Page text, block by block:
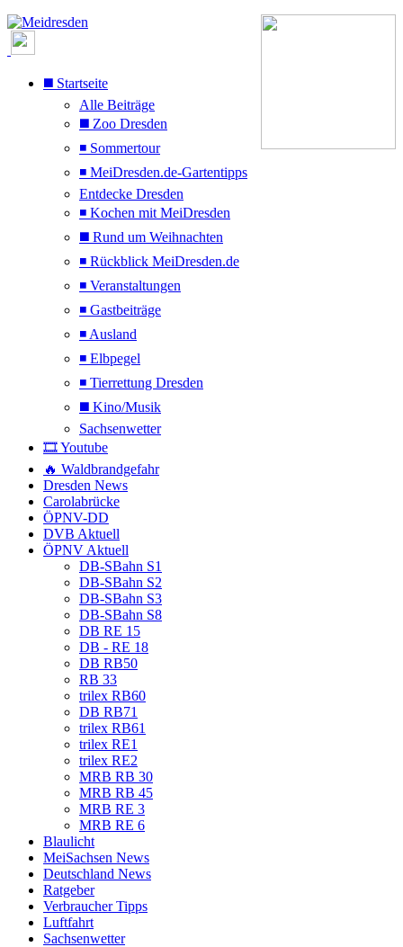
◼️ Startseite
Alle Beiträge
◼️ Zoo Dresden
◾ Sommertour
◾ MeiDresden.de-Gartentipps
Entdecke Dresden
◾ Kochen mit MeiDresden
◼️ Rund um Weihnachten
◾ Rückblick MeiDresden.de
◾ Veranstaltungen
◾ Gastbeiträge
◾ Ausland
◾ Elbpegel
◾ Tierrettung Dresden
◼️ Kino/Musik
Sachsenwetter
🎞️ Youtube
🔥 Waldbrandgefahr
Dresden News
Carolabrücke
ÖPNV-DD
DVB Aktuell
ÖPNV Aktuell
DB-SBahn S1
DB-SBahn S2
DB-SBahn S3
DB-SBahn S8
DB RE 15
DB - RE 18
DB RB50
RB 33
trilex RB60
DB RB71
trilex RB61
trilex RE1
trilex RE2
MRB RB 30
MRB RB 45
MRB RE 3
MRB RE 6
Blaulicht
MeiSachsen News
Deutschland News
Ratgeber
Verbraucher Tipps
Luftfahrt
Sachsenwetter